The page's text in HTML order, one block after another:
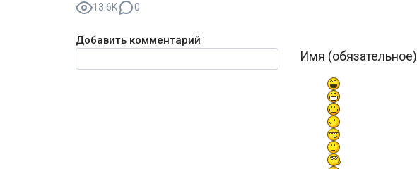
13.6K 0
Добавить комментарий
Имя (обязательное)
Текст комментария